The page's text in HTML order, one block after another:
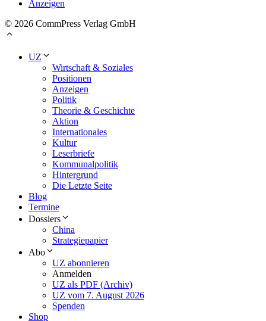
Anzeigen
© 2026 CommPress Verlag GmbH
UZ
Wirtschaft & Soziales
Positionen
Anzeigen
Politik
Theorie & Geschichte
Aktion
Internationales
Kultur
Leserbriefe
Kommunalpolitik
Hintergrund
Die Letzte Seite
Blog
Termine
Dossiers
China
Strategiepapier
Abo
UZ abonnieren
Anmelden
UZ als PDF (Archiv)
UZ vom 7. August 2026
Spenden
Shop